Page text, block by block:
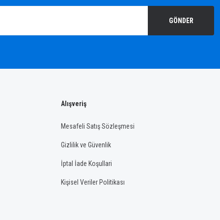
GÖNDER
Alışveriş
Mesafeli Satış Sözleşmesi
Gizlilik ve Güvenlik
İptal İade Koşullari
Kişisel Veriler Politikası